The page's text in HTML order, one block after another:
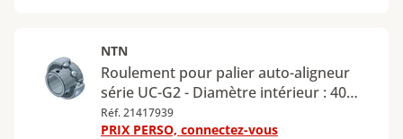
NTN
Roulement pour palier auto-aligneur
série UC-G2 - Diamètre intérieur : 40
mm - Diamètre extérieur : 90 mm
Réf. 21417939
PRIX PERSO, connectez-vous